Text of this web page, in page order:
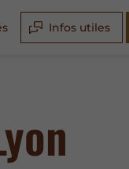
Infos utiles